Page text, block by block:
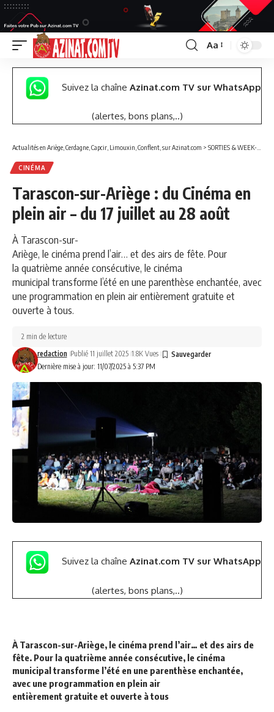
Font
Resizer
Aa
Suivez la chaîne Azinat.com TV sur WhatsApp
(alertes, bons plans,..)
Actualités en Ariège, Cerdagne, Capcir, Limouxin, Conflent, sur Azinat.com > SORTIES & WEEK-END
CINÉMA
Tarascon-sur-Ariège : du Cinéma en
plein air – du 17 juillet au 28 août
À Tarascon-sur-
Ariège, le cinéma prend l’air… et des airs de fête. Pour
la quatrième année consécutive, le cinéma
municipal transforme l’été en une parenthèse enchantée, avec
une programmation en plein air entièrement gratuite et
ouverte à tous.
Dernière mise à jour: 11/07/2025 à 5:37 PM
redaction Publié 11 juillet 2025 1.8K Vues
2 min de lecture
Suivez la chaîne Azinat.com TV sur WhatsApp
(alertes, bons plans,..)
À Tarascon-sur-Ariège, le cinéma prend l’air… et des airs de
fête. Pour la quatrième année consécutive, le cinéma
municipal transforme l’été en une parenthèse enchantée,
avec une programmation en plein air
entièrement gratuite et ouverte à tous